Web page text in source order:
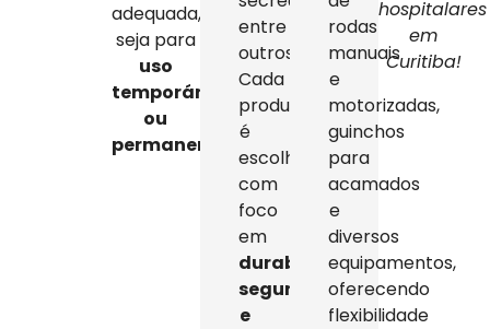
adequada,
seja para
uso
temporário
ou
permanente
entre
outros.
Cada
produto
é
escolhido
com
foco
em
durabilidade,
segurança
e
rodas
manuais
e
motorizadas,
guinchos
para
acamados
e
diversos
equipamentos,
oferecendo
flexibilidade
hospitalares
em
Curitiba!